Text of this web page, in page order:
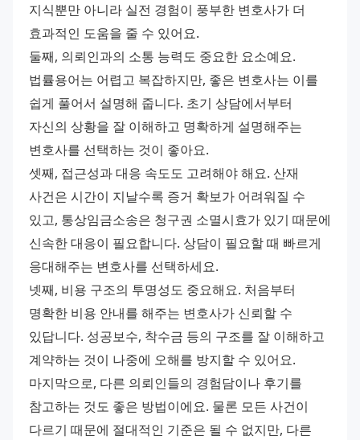
지식뿐만 아니라 실전 경험이 풍부한 변호사가 더
효과적인 도움을 줄 수 있어요.
둘째, 의뢰인과의 소통 능력도 중요한 요소예요.
법률용어는 어렵고 복잡하지만, 좋은 변호사는 이를
쉽게 풀어서 설명해 줍니다. 초기 상담에서부터
자신의 상황을 잘 이해하고 명확하게 설명해주는
변호사를 선택하는 것이 좋아요.
셋째, 접근성과 대응 속도도 고려해야 해요. 산재
사건은 시간이 지날수록 증거 확보가 어려워질 수
있고, 통상임금소송은 청구권 소멸시효가 있기 때문에
신속한 대응이 필요합니다. 상담이 필요할 때 빠르게
응대해주는 변호사를 선택하세요.
넷째, 비용 구조의 투명성도 중요해요. 처음부터
명확한 비용 안내를 해주는 변호사가 신뢰할 수
있답니다. 성공보수, 착수금 등의 구조를 잘 이해하고
계약하는 것이 나중에 오해를 방지할 수 있어요.
마지막으로, 다른 의뢰인들의 경험담이나 후기를
참고하는 것도 좋은 방법이에요. 물론 모든 사건이
다르기 때문에 절대적인 기준은 될 수 없지만, 다른